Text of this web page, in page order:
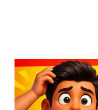
वक्त बदलते देर नहीं
दिल्लगी भूल जानी पड़ेगी
कलाम हमें 'शुक्र'